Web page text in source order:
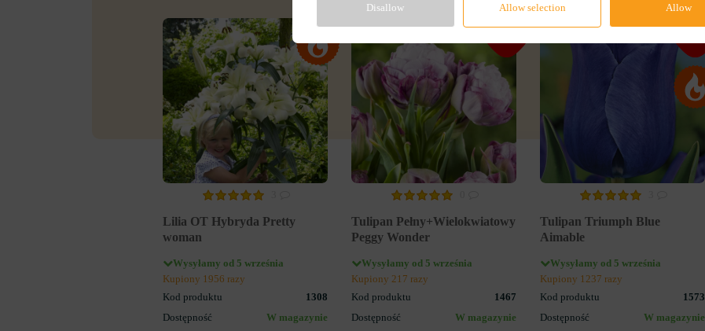
Lilia OT Hybryda Pretty
woman
Wysyłamy od 5 września
Kupiony 1956 razy
Kod produktu
1308
Dostępność
W magazynie
Tulipan Pełny+Wielokwiatowy
Peggy Wonder
Wysyłamy od 5 września
Kupiony 217 razy
Kod produktu
1467
Dostępność
W magazynie
Tulipan Triumph Blue
Aimable
Wysyłamy od 5 września
Kupiony 1237 razy
Kod produktu
1573
Dostępność
W magazynie
Disallow Allow selection Allow